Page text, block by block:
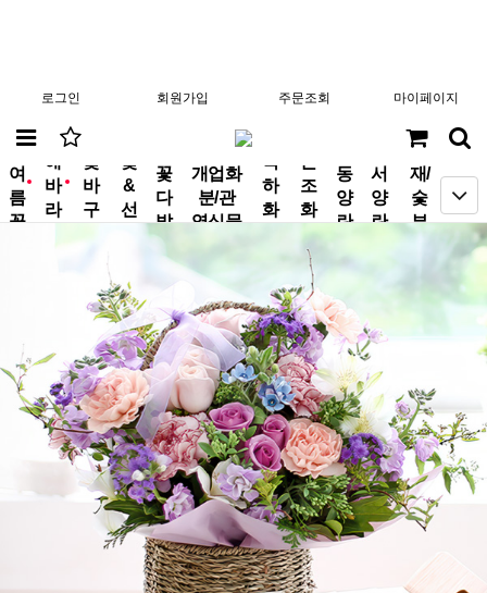
로그인 회원가입 주문조회 마이페이지
new
여
름
꽃
new
해
바
라
꽃
바
구
꽃
&
선
꽃
다
발
개업화
분/관
엽식물
축
하
화
근
조
화
환
동
양
란
서
양
란
분
재/
숯
부